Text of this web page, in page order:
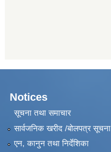
Notices
सूचना तथा समाचार
सार्वजनिक खरीद /बोलपत्र सूचना
एन, कानुन तथा निर्देशिका